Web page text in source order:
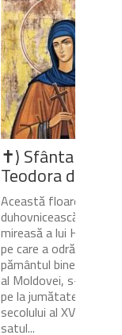
✝) Sfânta
Teodora de la
Această floare
duhovnicească și
mireasă a lui Hristos,
pe care a odrăslit-o
pământul
al Moldovei, s-a
pe la jumătatea
secolului al XVII-lea, în
satul...